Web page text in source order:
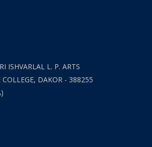
ISHVARLAL L. P. ARTS
COLLEGE, DAKOR - 388255